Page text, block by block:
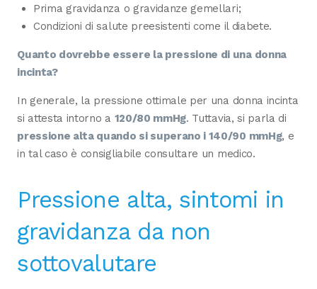
Prima gravidanza o gravidanze gemellari;
Condizioni di salute preesistenti come il diabete.
Quanto dovrebbe essere la pressione di una donna
incinta?
In generale, la pressione ottimale per una donna incinta
si attesta intorno a 120/80 mmHg. Tuttavia, si parla di
pressione alta quando si superano i 140/90 mmHg, e
in tal caso è consigliabile consultare un medico.
Pressione alta, sintomi in
gravidanza da non
sottovalutare